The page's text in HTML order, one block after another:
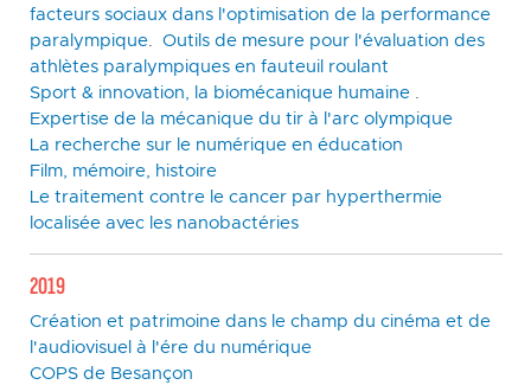
facteurs sociaux dans l'optimisation de la performance
paralympique. Outils de mesure pour l'évaluation des
athlètes paralympiques en fauteuil roulant
Sport & innovation, la biomécanique humaine.
Expertise de la mécanique du tir à l'arc olympique
La recherche sur le numérique en éducation
Film, mémoire, histoire
Le traitement contre le cancer par hyperthermie
localisée avec les nanobactéries
2019
Création et patrimoine dans le champ du cinéma et de
l'audiovisuel à l'ére du numérique
COPS de Besançon